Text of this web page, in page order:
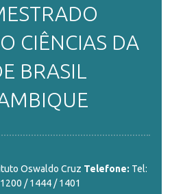
CIÊNCIAS DA
BRASIL
Oswaldo Cruz Telefone: Tel:
/ 1444 / 1401